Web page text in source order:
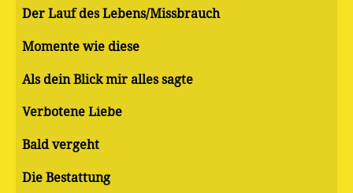
Der Lauf des Lebens/Missbrauch
Momente wie diese
Als dein Blick mir alles sagte
Verbotene Liebe
Bald vergeht
Die Bestattung